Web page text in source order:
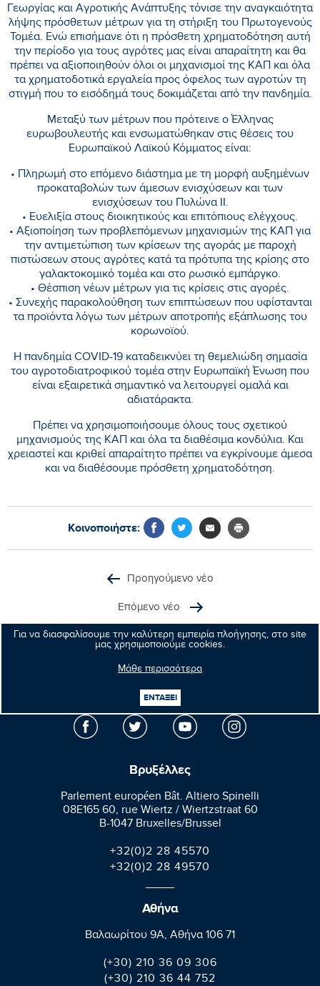
Για να διασφαλίσουμε την καλύτερη εμπειρία πλοήγησης, στο site
μας χρησιμοποιούμε cookies.
Μάθε περισσότερα
ΕΝΤΑΞΕΙ
Γεωργίας και Αγροτικής Ανάπτυξης τόνισε την αναγκαιότητα
λήψης πρόσθετων μέτρων για τη στήριξη του Πρωτογενούς
Τομέα. Ενώ επισήμανε ότι η πρόσθετη χρηματοδότηση αυτή
την περίοδο για τους αγρότες μας είναι απαραίτητη και θα
πρέπει να αξιοποιηθούν όλοι οι μηχανισμοί της ΚΑΠ και όλα
τα χρηματοδοτικά εργαλεία προς όφελος των αγροτών τη
στιγμή που το εισόδημά τους δοκιμάζεται από την πανδημία.
Μεταξύ των μέτρων που πρότεινε ο Έλληνας
ευρωβουλευτής και ενσωματώθηκαν στις θέσεις του
Ευρωπαϊκού Λαϊκού Κόμματος είναι:
• Πληρωμή στο επόμενο διάστημα με τη μορφή αυξημένων
προκαταβολών των άμεσων ενισχύσεων και των
ενισχύσεων του Πυλώνα ΙΙ.
• Ευελιξία στους διοικητικούς και επιτόπιους ελέγχους.
• Αξιοποίηση των προβλεπόμενων μηχανισμών της ΚΑΠ για
την αντιμετώπιση των κρίσεων της αγοράς με παροχή
πιστώσεων στους αγρότες κατά τα πρότυπα της κρίσης στο
γαλακτοκομικό τομέα και στο ρωσικό εμπάργκο.
• Θέσπιση νέων μέτρων για τις κρίσεις στις αγορές.
• Συνεχής παρακολούθηση των επιπτώσεων που υφίστανται
τα προϊόντα λόγω των μέτρων αποτροπής εξάπλωσης του
κορωνοϊού.
Η πανδημία COVID-19 καταδεικνύει τη θεμελιώδη σημασία
του αγροτοδιατροφικού τομέα στην Ευρωπαϊκή Ένωση που
είναι εξαιρετικά σημαντικό να λειτουργεί ομαλά και
αδιατάρακτα.
Πρέπει να χρησιμοποιήσουμε όλους τους σχετικού
μηχανισμούς της ΚΑΠ και όλα τα διαθέσιμα κονδύλια. Και
χρειαστεί και κριθεί απαραίτητο πρέπει να εγκρίνουμε άμεσα
και να διαθέσουμε πρόσθετη χρηματοδότηση.
Κοινοποιήστε:
Προηγούμενο νέο
Επόμενο νέο
Μανώλης
Ευρωβουλευτής
Βρυξέλλες
Parlement européen Bât. Altiero Spinelli
08E165 60, rue Wiertz / Wiertzstraat 60
B-1047 Bruxelles/Brussel
+32(0)2 28 45570
+32(0)2 28 49570
Αθήνα
Βαλαωρίτου 9A, Aθήνα 106 71
(+30) 210 36 09 306
(+30) 210 36 44 752